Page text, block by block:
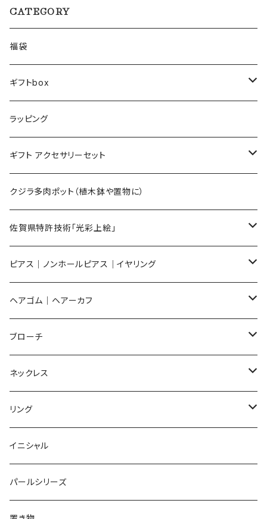
CATEGORY
福袋
ギフトbox
Lサイズ
Mサイズ
Sサイズ
ラッピング
ギフト アクセサリーセット
flower
メンズ ギフトセット
クジラ多肉ポット（植木鉢や置物に）
佐賀県特許技術「光彩上絵」
ピアス
イヤリング
ノンホールピアス
ヘアゴム
ブローチ
ネックレス
リング
ピアス｜ノンホールピアス｜イヤリング
ピアス
Flower
Dot
Square
ノンホールピアス
Flower
Dot
イヤリング
Flower
Round
ヘアゴム｜ヘアーカフ
Flower
Round
Square
てんとう虫
Animal
うさぎ
ブローチ
Flower
Animal
猫
犬
Lips
鏡
ネックレス
Flower
Animal
てんとう虫
リング
Flower
Round
イニシャル
パールシリーズ